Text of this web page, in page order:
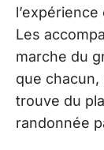
Les
marche du
que chacun,
trouve du
randonnée